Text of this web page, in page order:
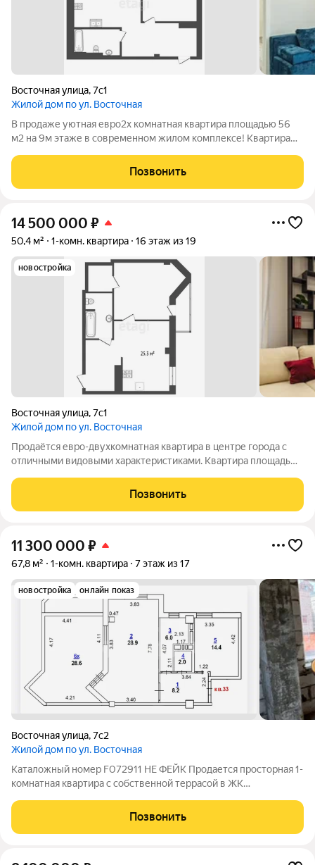
Восточная улица,7с1
Жилой дом по ул. Восточная
В продаже уютная евро2х комнатная квартира площадью 56
м2 на 9м этаже в современном жилом комплексе! Квартира
высококачественные отделочные
Позвонить
14 500 000 ₽
50,4 м² 1-комн. квартира 16 этаж из 19
новостройка
Восточная улица,7с1
Жилой дом по ул. Восточная
Продаётся евро-двухкомнатная квартира в центре города с
отличными видовыми характеристиками. Квартира площадь
Продуманная планировка объединяет просторную кухню-
гостиную, спальню с гардеробной и
Позвонить
11 300 000 ₽
67,8 м² 1-комн. квартира 7 этаж из 17
новостройка онлайн показ
Восточная улица,7с2
Жилой дом по ул. Восточная
Каталожный номер F072911 НЕ ФЕЙК Продается просторная 1-
комнатная квартира с собственной террасой в ЖК
просторную, светлую и с удобной планировкой! Площадь:
Позвонить